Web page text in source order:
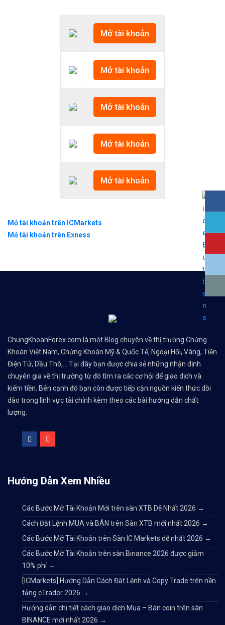
Mở tài khoản
Mở tài khoản
Mở tài khoản
Mở tài khoản
Mở tài khoản
Mở tài khoản trên ICMarkets
Mở tài khoản trên Exness
ChungKhoanForex.com là một Blog chuyên về thị trường Chứng
Khoán Việt Nam, Chứng Khoán Mỹ & Quốc Tế, Ngoại Hối, Vàng, Tiền
Điện Tử, Dầu Thô,... Tại đây bạn được chia sẻ những nhận định
chuyên gia về thị trường từ đó tìm ra các cơ hội để giao dịch và
kiếm tiền. Bên cạnh đó bạn còn được tiếp cận nguồn kiến thức dồi
dào trong lĩnh vực tài chính kèm theo các bài hướng dẫn chất
lượng.
Hướng Dẫn Xem Nhiều
Các Bước Mở Tài Khoản Mới trên sàn XTB Dễ Nhất 2026 →
Cách Đặt Lệnh MUA và BÁN trên Sàn XTB mới nhất 2026 →
Các Bước Mở Tài Khoản trên Sàn IC Markets dễ nhất 2026 →
Các Bước Mở Tài Khoản trên sàn Binance 2026 được giảm
10% phí →
[ICMarkets] Hướng Dẫn Cách Đặt Lệnh và Copy Trade trên nền
tảng cTrader 2026 →
Hướng dẫn chi tiết cách giao dịch Mua – Bán coin trên sàn
BINANCE mới nhất 2026 →